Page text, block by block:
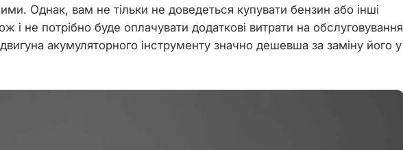
Однак, вам не тільки не доведеться купувати бензин або інші
і не потрібно буде оплачувати додаткові витрати на обслуговування
акумуляторного інструменту значно дешевша за заміну його у